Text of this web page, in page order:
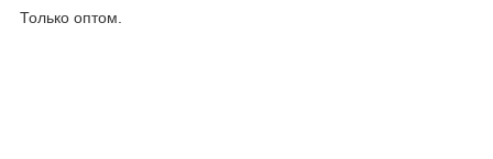
Только оптом.